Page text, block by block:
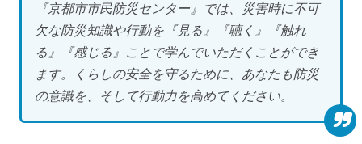
『京都市市民防災センター』では、災害時に不可
欠な防災知識や行動を『見る』『聴く』『触れ
る』『感じる』ことで学んでいただくことができ
ます。くらしの安全を守るために、あなたも防災
の意識を、そして行動力を高めてください。